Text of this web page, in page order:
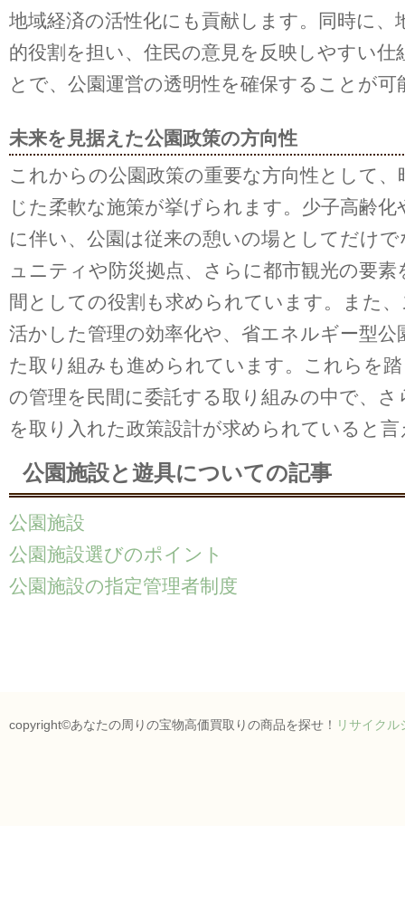
地域経済の活性化にも貢献します。同時に、
的役割を担い、住民の意見を反映しやすい仕
とで、公園運営の透明性を確保することが可
未来を見据えた公園政策の方向性
これからの公園政策の重要な方向性として、
じた柔軟な施策が挙げられます。少子高齢化
に伴い、公園は従来の憩いの場としてだけ
ュニティや防災拠点、さらに都市観光の要
間としての役割も求められています。また
活かした管理の効率化や、省エネルギー型公
た取り組みも進められています。これらを
の管理を民間に委託する取り組みの中で、さ
を取り入れた政策設計が求められていると
公園施設と遊具についての記事
公園施設
公園施設選びのポイント
公園施設の指定管理者制度
copyright©あなたの周りの宝物高価買取りの商品を探せ！ リサイク